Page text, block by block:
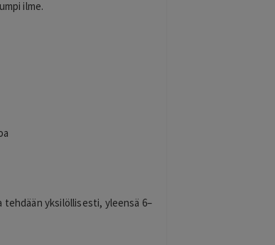
ilme.
yksilöllisesti, yleensä 6–